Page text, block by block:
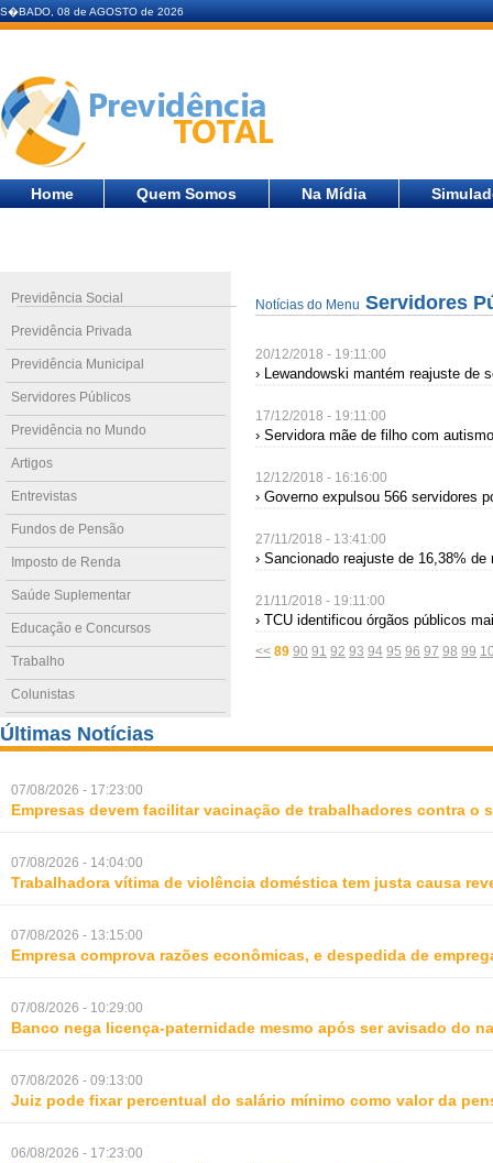
S�BADO, 08 de AGOSTO de 2026
Home Quem Somos Na Mídia
Previdência Social
Previdência Privada
Previdência Municipal
Servidores Públicos
Previdência no Mundo
Artigos
Entrevistas
Fundos de Pensão
Imposto de Renda
Saúde Suplementar
Educação e Concursos
Trabalho
Colunistas
Notícias do Menu Servidores
20/12/2018 - 19:11:00
› Lewandowski mantém reajuste de
17/12/2018 - 19:11:00
› Servidora mãe de filho com
12/12/2018 - 16:16:00
› Governo expulsou 566 servidores
27/11/2018 - 13:41:00
› Sancionado reajuste de 16,38%
21/11/2018 - 19:11:00
› TCU identificou órgãos públicos
<< 89 90 91 92 93 94 95 96 97 98 99
Últimas Notícias
07/08/2026 - 17:23:00
Empresas devem facilitar vacinação de trabalhadores contra o
07/08/2026 - 14:04:00
Trabalhadora vítima de violência doméstica tem justa causa
07/08/2026 - 13:15:00
Empresa comprova razões econômicas, e despedida de
07/08/2026 - 10:29:00
Banco nega licença-paternidade mesmo após ser avisado do
07/08/2026 - 09:13:00
Juiz pode fixar percentual do salário mínimo como valor da
06/08/2026 - 17:23:00